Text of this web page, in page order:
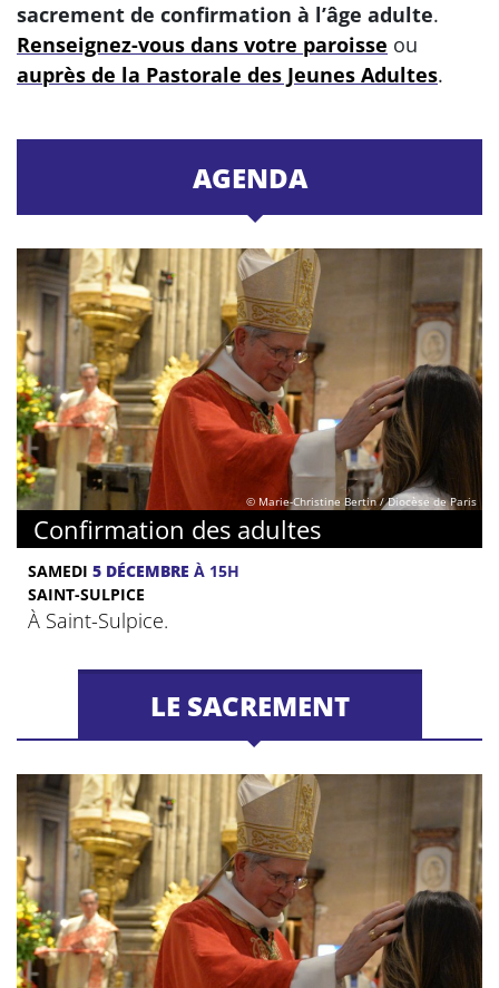
sacrement de confirmation à l’âge adulte.
Renseignez-vous dans votre paroisse ou
auprès de la Pastorale des Jeunes Adultes.
AGENDA
© Marie-Christine Bertin / Diocèse de Paris
Confirmation des adultes
SAMEDI 5 DÉCEMBRE À 15H
SAINT-SULPICE
À Saint-Sulpice.
LE SACREMENT